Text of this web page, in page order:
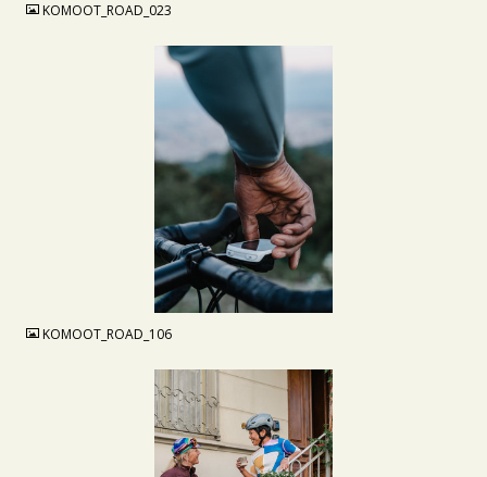
KOMOOT_ROAD_023
KOMOOT_ROAD_106